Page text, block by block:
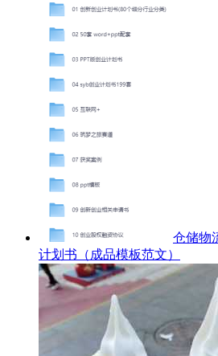
仓储物
计划书（成品模板范文）